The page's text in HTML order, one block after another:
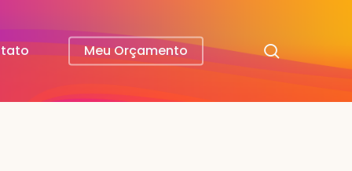
Meu Orçamento